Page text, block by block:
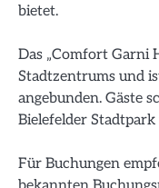
bietet.
Das „Comfort Garni
Stadtzentrums und
angebunden. Gäste
Bielefelder
Für Buchungen